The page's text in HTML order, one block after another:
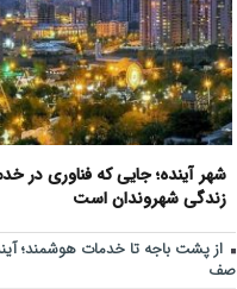
11:48
مرکز خدماتی و رفاهی جدید
راه اندازی می شود
10:30
افزایش محدوده تردد
استان‌های شمال و شمال‌غرب کشور
9:27
رفع
دنبال می‌شود
9:20
از پشت باجه تا خدمات
بدون صف
11:27
تأکید مدیرعامل سازمان
جایگاه استراتژیک روابط عمومی
شهر آینده؛ جایی که فناوری در
زندگی شهروندان است
از پشت باجه تا خدمات هوشمند؛
صف